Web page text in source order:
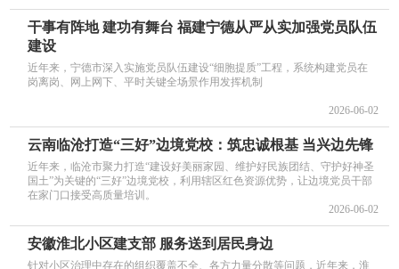
干事有阵地 建功有舞台 福建宁德从严从实加强党员队伍
建设
近年来，宁德市深入实施党员队伍建设“细胞提质”工程，系统构建党员在
岗离岗、网上网下、平时关键全场景作用发挥机制
2026-06-02
云南临沧打造“三好”边境党校：筑忠诚根基 当兴边先锋
近年来，临沧市聚力打造“建设好美丽家园、维护好民族团结、守护好神圣
国土”为关键的“三好”边境党校，利用辖区红色资源优势，让边境党员干部
在家门口接受高质量培训。
2026-06-02
安徽淮北小区建支部 服务送到居民身边
针对小区治理中存在的组织覆盖不全、各方力量分散等问题，近年来，淮